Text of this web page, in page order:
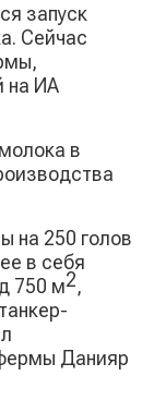
запуск
Сейчас
на ИА
в
на 250 голов
в себя
750 м2,
Данияр